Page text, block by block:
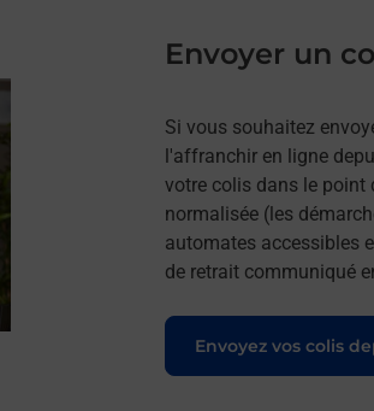
Envoyer un
Si vous souhaitez
l'affranchir en ligne
votre colis dans le point
normalisée (les
automates accessibles
de retrait communiqué
Envoyez vos colis
Le lien s'ouvre dans un